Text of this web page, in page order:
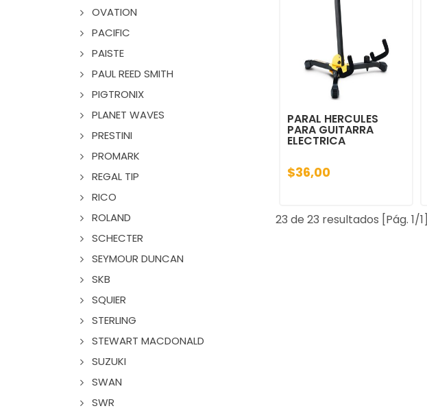
OVATION
PACIFIC
PAISTE
PAUL REED SMITH
PIGTRONIX
PLANET WAVES
PRESTINI
PROMARK
REGAL TIP
RICO
ROLAND
SCHECTER
SEYMOUR DUNCAN
SKB
SQUIER
STERLING
STEWART MACDONALD
SUZUKI
SWAN
SWR
PARAL HERCULES
PARA GUITARRA
ELECTRICA
$36,00
23 de 23 resultados [Pág. 1/1]